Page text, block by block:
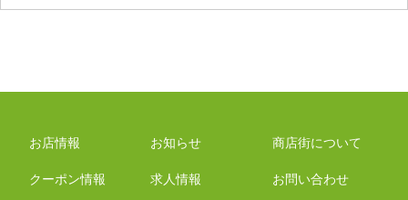
お店情報 お知らせ
商店街について
クーポン情報
求人情報 お問い合わせ